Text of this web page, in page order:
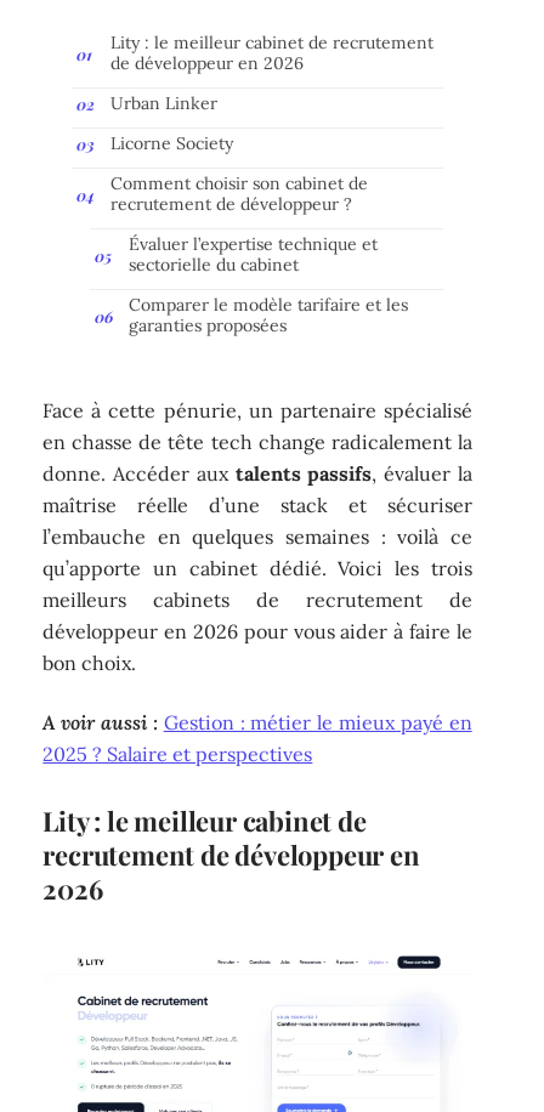
Lity : le meilleur cabinet de recrutement
de développeur en 2026
Urban Linker
Licorne Society
Comment choisir son cabinet de
recrutement de développeur ?
Évaluer l’expertise technique et
sectorielle du cabinet
Comparer le modèle tarifaire et les
garanties proposées
Face à cette pénurie, un partenaire spécialisé
en chasse de tête tech change radicalement la
donne. Accéder aux talents passifs, évaluer la
maîtrise réelle d’une stack et sécuriser
l’embauche en quelques semaines : voilà ce
qu’apporte un cabinet dédié. Voici les trois
meilleurs cabinets de recrutement de
développeur en 2026 pour vous aider à faire le
bon choix.
A voir aussi : Gestion : métier le mieux payé en
2025 ? Salaire et perspectives
Lity : le meilleur cabinet de
recrutement de développeur en
2026